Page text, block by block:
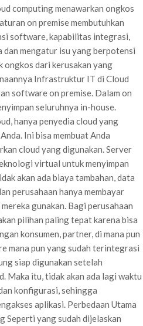
computing menawarkan ongkos
on premise membutuhkan
software, kapabilitas integrasi,
dan mengatur isu yang berpotensi
ongkos dari kerusakan yang
Infrastruktur IT di Cloud
software on premise. Dalam on
seluruhnya in-house.
hanya penyedia cloud yang
Ini bisa membuat Anda
cloud yang digunakan. Server
virtual untuk menyimpan
akan ada biaya tambahan, data
perusahaan hanya membayar
gunakan. Bagi perusahaan
pilihan paling tepat karena bisa
konsumen, partner, di mana pun
mana pun yang sudah terintegrasi
siap digunakan setelah
Maka itu, tidak akan ada lagi waktu
konfigurasi, sehingga
aplikasi. Perbedaan Utama
Seperti yang sudah dijelaskan